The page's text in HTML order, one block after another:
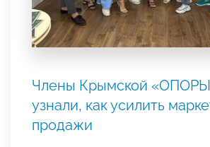
Члены Крымской
узнали, как усилить
продажи